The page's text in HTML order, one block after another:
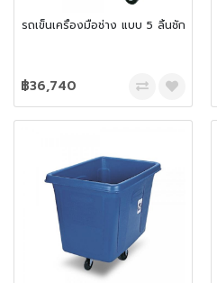
รถเข็นเครื่องมือช่าง แบบ 5 ลิ้นชัก
฿36,740